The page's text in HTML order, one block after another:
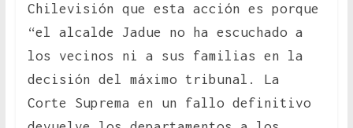
Chilevisión que esta acción es porque
“el alcalde Jadue no ha escuchado a
los vecinos ni a sus familias en la
decisión del máximo tribunal. La
Corte Suprema en un fallo definitivo